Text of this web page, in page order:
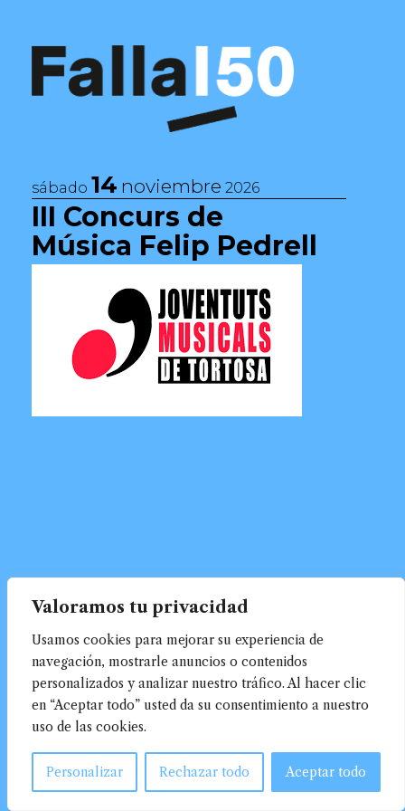
Valoramos tu privacidad
Usamos cookies para mejorar su experiencia de
navegación, mostrarle anuncios o contenidos
personalizados y analizar nuestro tráfico. Al hacer clic
en “Aceptar todo” usted da su consentimiento a nuestro
uso de las cookies.
Personalizar Rechazar todo Aceptar todo
Navegación principal
sábado 14 noviembre 2026
III Concurs de
Música Felip Pedrell